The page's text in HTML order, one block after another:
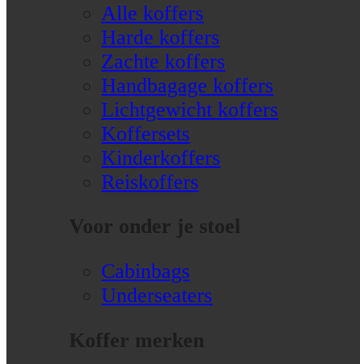
Alle koffers
Harde koffers
Zachte koffers
Handbagage koffers
Lichtgewicht koffers
Koffersets
Kinderkoffers
Reiskoffers
Voor onder je stoel
Cabinbags
Underseaters
Koffer merken